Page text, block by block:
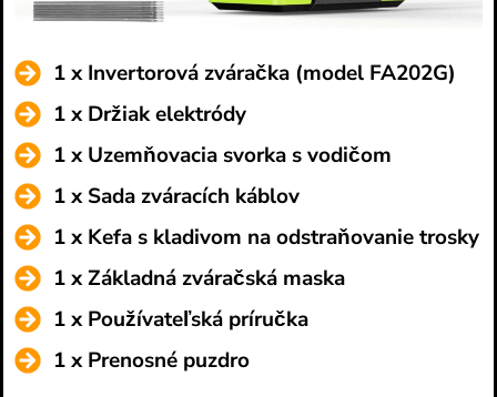
1 x Invertorová zváračka (model FA202G)
1 x Držiak elektródy
1 x Uzemňovacia svorka s vodičom
1 x Sada zváracích káblov
1 x Kefa s kladivom na odstraňovanie trosky
1 x Základná zváračská maska
1 x Používateľská príručka
1 x Prenosné puzdro